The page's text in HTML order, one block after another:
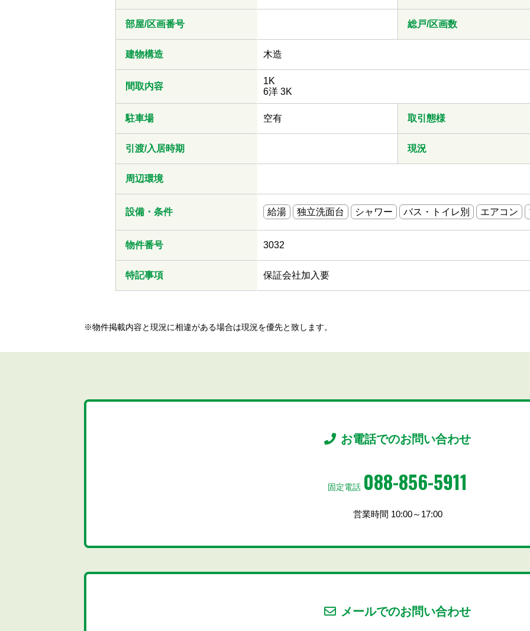
部屋/区画番号 総戸/区画数
建物構造 木造
間取内容
1K
6洋 3K
駐車場 空有 取引態様
引渡/入居時期 現況
周辺環境
設備・条件 給湯 独立洗面台 シャワー バス・トイレ別 エアコン
物件番号 3032
特記事項 保証会社加入要
※物件掲載内容と現況に相違がある場合は現況を優先と致します。
お電話でのお問い合わせ
固定電話 088-856-5911
営業時間 10:00～17:00
メールでのお問い合わせ